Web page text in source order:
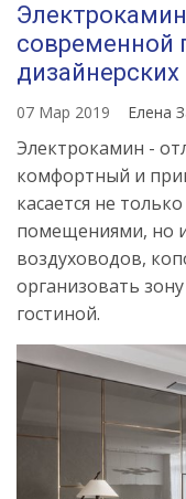
современной
07 Мар 2019 Елена
Электрокамин -
комфортный и
касается не
помещениями, но
воздуховодов,
организовать
гостиной.